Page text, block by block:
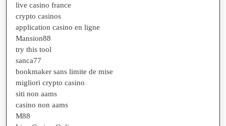
live casino france
crypto casinos
application casino en ligne
Mansion88
try this tool
sanca77
bookmaker sans limite de mise
migliori crypto casino
siti non aams
casino non aams
M88